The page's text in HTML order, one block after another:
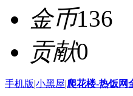
金币136
贡献0
手机版|小黑屋|爬花楼-热饭网